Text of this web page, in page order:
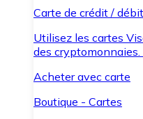
Carte de crédit / débit
Utilisez les cartes
des cryptomonnaies.
Acheter avec carte
Boutique - Cartes